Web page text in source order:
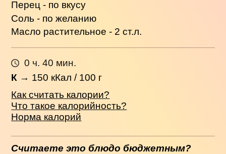
Перец - по вкусу
Соль - по желанию
Масло растительное - 2 ст.л.
0 ч. 40 мин.
К → 150 кКал / 100 г
Как считать калории?
Что такое калорийность?
Норма калорий
Считаете это блюдо бюджетным?